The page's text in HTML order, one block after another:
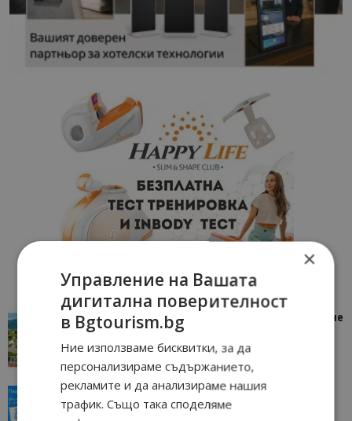
“Пощенска картичка от…”: Петрич – Изживяване
отвъд очакваното
Петрич 11/07/2026 11:22
“Пощенска картичка от…”: Пловдив, градът на
всички времена
×
Управление на Вашата
дигитална поверителност
в Bgtourism.bg
Ние използваме бисквитки, за да
персонализираме съдържанието,
рекламите и да анализираме нашия
трафик. Също така споделяме